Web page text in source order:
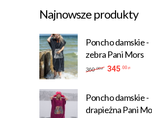
Najnowsze produkty
Poncho damskie -
zebra Pani Mors
360.00zł 345 .00 zł
Poncho damskie -
drapieżna Pani